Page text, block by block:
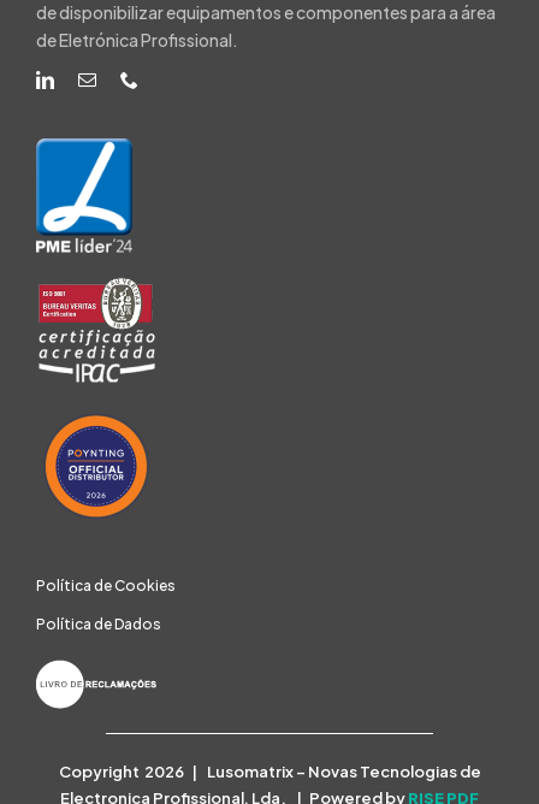
de disponibilizar equipamentos e componentes para a área
de Eletrónica Profissional.
Política de Cookies
Política de Dados
Copyright 2026 | Lusomatrix – Novas Tecnologias de
Electronica Profissional, Lda. | Powered byRISE PDF